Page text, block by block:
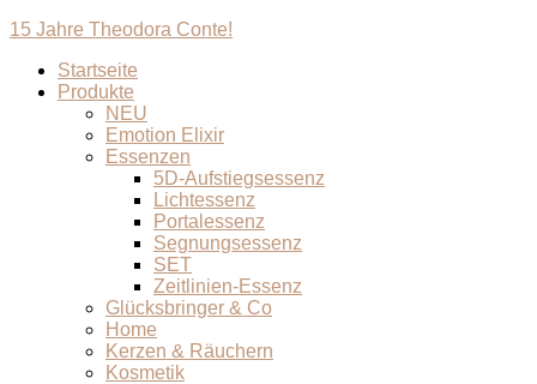
15 Jahre Theodora Conte!
Startseite
Produkte
NEU
Emotion Elixir
Essenzen
5D-Aufstiegsessenz
Lichtessenz
Portalessenz
Segnungsessenz
SET
Zeitlinien-Essenz
Glücksbringer & Co
Home
Kerzen & Räuchern
Kosmetik